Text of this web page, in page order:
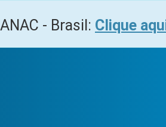
- Brasil: Clique